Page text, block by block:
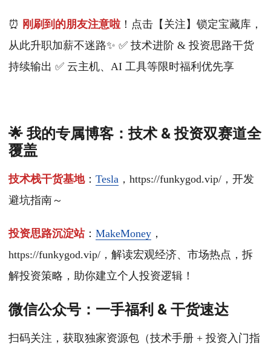
⏰ 刚刷到的朋友注意啦 ！点击【关注】锁定宝藏库，
从此升职加薪不迷路✨ ✅ 技术进阶 & 投资思路干货
持续输出 ✅ 云主机、AI 工具等限时福利优先享
🌟 我的专属博客：技术 & 投资双赛道全
覆盖
技术栈干货基地： Tesla ，https://funkygod.vip/，开发
避坑指南～
投资思路沉淀站： MakeMoney ，
https://funkygod.vip/，解读宏观经济、市场热点，拆
解投资策略，助你建立个人投资逻辑！
微信公众号：一手福利 & 干货速达
扫码关注，获取独家资源包（技术手册 + 投资入门指